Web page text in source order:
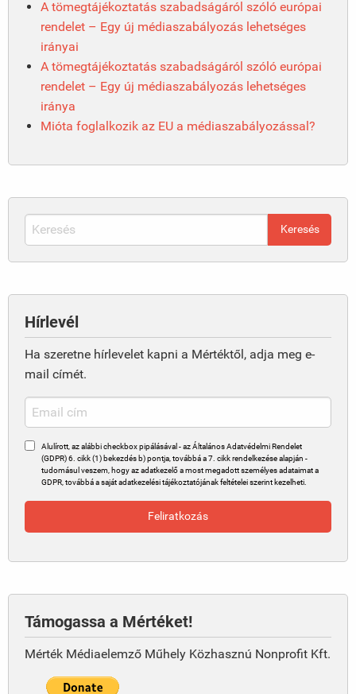
A tömegtájékoztatás szabadságáról szóló európai
rendelet – Egy új médiaszabályozás lehetséges
irányai
A tömegtájékoztatás szabadságáról szóló európai
rendelet – Egy új médiaszabályozás lehetséges
iránya
Mióta foglalkozik az EU a médiaszabályozással?
Hírlevél
Ha szeretne hírlevelet kapni a Mértéktől, adja meg e-
mail címét.
Alulírott, az alábbi checkbox pipálásával - az Általános Adatvédelmi Rendelet
(GDPR) 6. cikk (1) bekezdés b) pontja, továbbá a 7. cikk rendelkezése alapján -
tudomásul veszem, hogy az adatkezelő a most megadott személyes adataimat a
GDPR, továbbá a saját adatkezelési tájékoztatójának feltételei szerint kezelheti.
Támogassa a Mértéket!
Mérték Médiaelemző Műhely Közhasznú Nonprofit Kft.